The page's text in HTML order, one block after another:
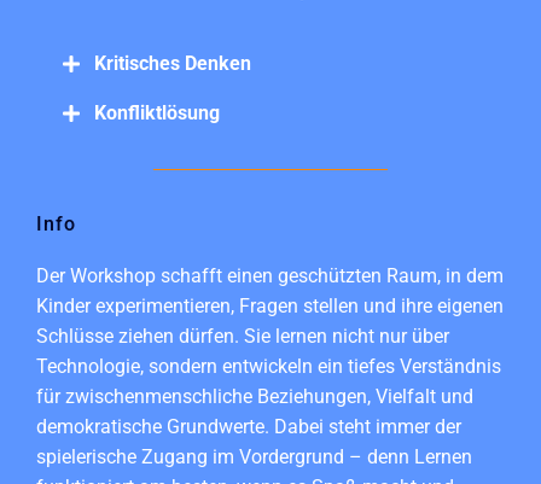
Kritisches Denken
Konfliktlösung
Info
Der Workshop schafft einen geschützten Raum, in dem
Kinder experimentieren, Fragen stellen und ihre eigenen
Schlüsse ziehen dürfen. Sie lernen nicht nur über
Technologie, sondern entwickeln ein tiefes Verständnis
für zwischenmenschliche Beziehungen, Vielfalt und
demokratische Grundwerte. Dabei steht immer der
spielerische Zugang im Vordergrund – denn Lernen